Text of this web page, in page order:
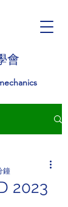
會
2023
鐘